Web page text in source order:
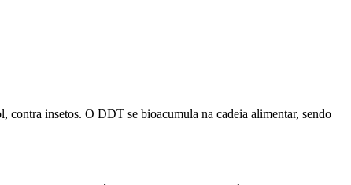
insetos. O DDT se bioacumula na cadeia alimentar, sendo